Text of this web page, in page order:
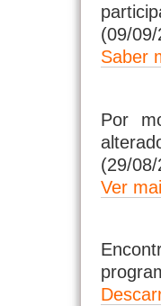
(09/
Saber
Por
(29/
Ver